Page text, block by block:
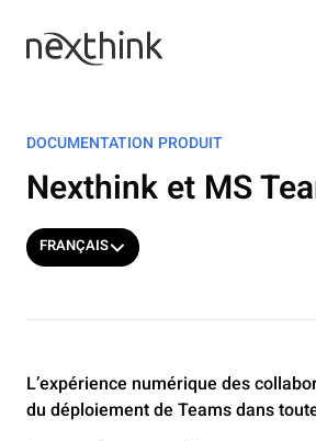
DOCUMENTATION PRODUIT
Nexthink et MS
FRANÇAIS
L’expérience numérique des
du déploiement de Teams dans